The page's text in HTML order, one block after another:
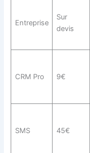
Entreprise
Sur
devis
CRM Pro 9€
SMS 45€